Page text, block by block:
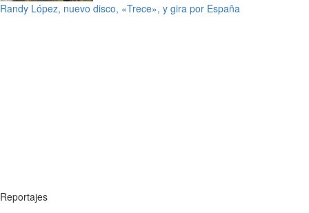
Randy López, nuevo disco, «Trece», y gira por España
Reportajes